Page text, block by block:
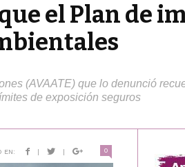
el Plan de
(AVAATE) que lo denunció
de exposición seguros
EN: | | 0